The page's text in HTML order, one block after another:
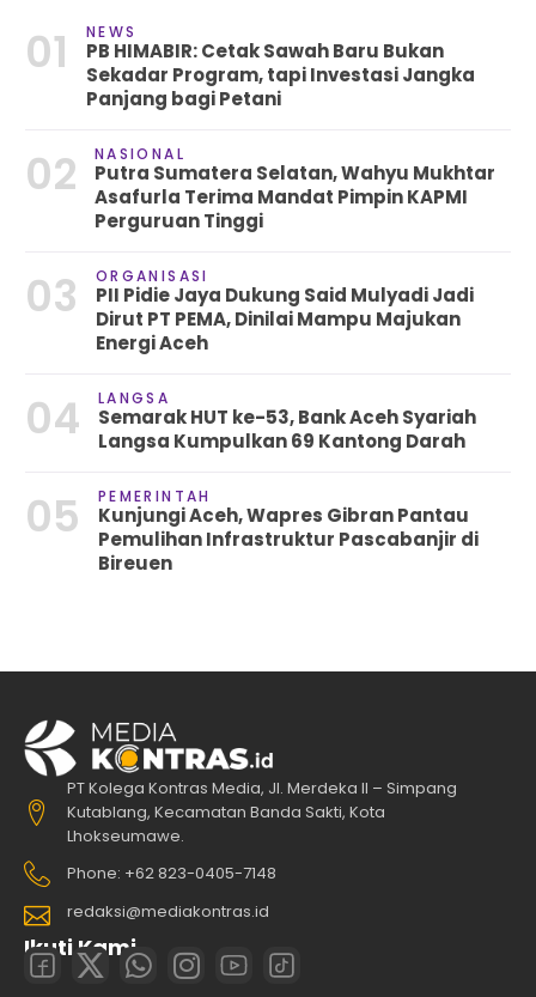
01 NEWS
PB HIMABIR: Cetak Sawah Baru Bukan
Sekadar Program, tapi Investasi Jangka
Panjang bagi Petani
02 NASIONAL
Putra Sumatera Selatan, Wahyu Mukhtar
Asafurla Terima Mandat Pimpin KAPMI
Perguruan Tinggi
03 ORGANISASI
PII Pidie Jaya Dukung Said Mulyadi Jadi
Dirut PT PEMA, Dinilai Mampu Majukan
Energi Aceh
04 LANGSA
Semarak HUT ke-53, Bank Aceh Syariah
Langsa Kumpulkan 69 Kantong Darah
05 PEMERINTAH
Kunjungi Aceh, Wapres Gibran Pantau
Pemulihan Infrastruktur Pascabanjir di
Bireuen
PT Kolega Kontras Media, Jl. Merdeka II – Simpang
Kutablang, Kecamatan Banda Sakti, Kota
Lhokseumawe.
Phone: +62 823-0405-7148
redaksi@mediakontras.id
Ikuti Kami